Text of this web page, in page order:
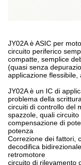
JY02A è ASIC per
circuito periferico
compatte, semplice
(quasi senza
applicazione flessibile,
JY02A è un IC di
problema della
circuiti di controllo del
spazzole, quali
compensazione di
potenza
Correzione dei fattori,
decodifica
retromotore
circuito di rilevamento